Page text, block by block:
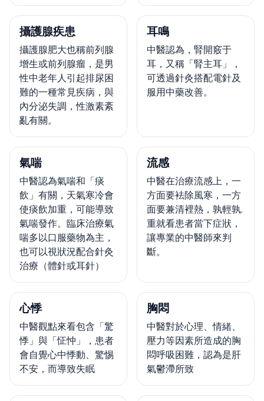
攝護腺疾患
攝護腺肥大也稱前列腺
增生或前列腺瘤，是男
性中老年人引起排尿困
難的一種常見疾病，與
內分泌失調，性激素紊
亂有關。
耳鳴
中醫認為，腎開竅于
耳，又稱「腎主耳」，
可透過針灸搭配電針及
服用中藥改善。
氣喘
中醫認為氣喘和「痰
飲」有關，天氣寒冷會
使痰飲加重，可能導致
氣喘發作。臨床治療氣
喘多以口服藥物為主，
也可以視狀況配合針灸
治療（體針或耳針）
流感
中醫在治療流感上，一
方面要袪除風寒，一方
面要兼清裡熱，孰輕孰.
重就看患者當下症狀，
讓專業的中醫師來判
斷。
心悸
中醫觀點來看包含「驚
悸」與「怔忡」，患者
會自覺心中悸動、驚惕
不安，而導致失眠
胸悶
中醫對於心理、情緒、
壓力等因素所造成的胸
悶呼吸困難，認為是肝
氣鬱滯所致